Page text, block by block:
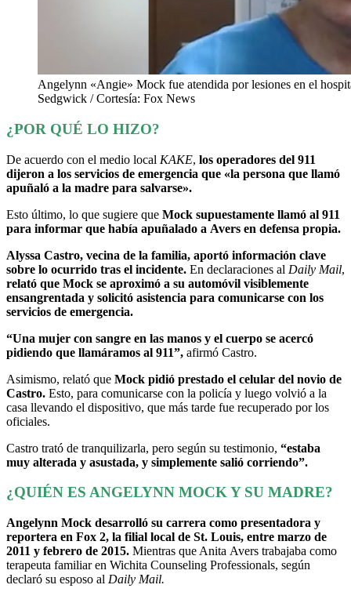
Angelynn «Angie» Mock fue atendida por lesiones en el
Sedgwick / Cortesía: Fox News
¿POR QUÉ LO HIZO?
De acuerdo con el medio local KAKE, los operadores del 911
dijeron a los servicios de emergencia que «la persona que llamó
apuñaló a la madre para salvarse».
Esto último, lo que sugiere que Mock supuestamente llamó al 911
para informar que había apuñalado a Avers en defensa propia.
Alyssa Castro, vecina de la familia, aportó información clave
sobre lo ocurrido tras el incidente. En declaraciones al Daily Mail,
relató que Mock se aproximó a su automóvil visiblemente
ensangrentada y solicitó asistencia para comunicarse con los
servicios de emergencia.
“Una mujer con sangre en las manos y el cuerpo se acercó
pidiendo que llamáramos al 911”, afirmó Castro.
Asimismo, relató que Mock pidió prestado el celular del novio de
Castro. Esto, para comunicarse con la policía y luego volvió a la
casa llevando el dispositivo, que más tarde fue recuperado por los
oficiales.
Castro trató de tranquilizarla, pero según su testimonio, “estaba
muy alterada y asustada, y simplemente salió corriendo”.
¿QUIÉN ES ANGELYNN MOCK Y SU MADRE?
Angelynn Mock desarrolló su carrera como presentadora y
reportera en Fox 2, la filial local de St. Louis, entre marzo de
2011 y febrero de 2015. Mientras que Anita Avers trabajaba como
terapeuta familiar en Wichita Counseling Professionals, según
declaró su esposo al Daily Mail.